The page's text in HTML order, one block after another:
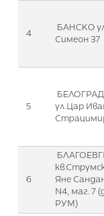
4
БАНСКО
Симеон 37
5
ул.Цар
6
Яне
N4, маг. 7
РУМ)